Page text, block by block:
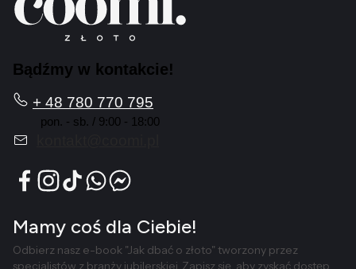
Bądźmy w kontakcie!
+ 48 780 770 795
pon. - sb. / 9:00 - 18:00
Mamy coś dla Ciebie!
Odbierz nasz e-book "Jak dbać o złoto" tworzony przez
specjalistów z branży jubilerskiej. Zapisz się, aby zyskać dostęp